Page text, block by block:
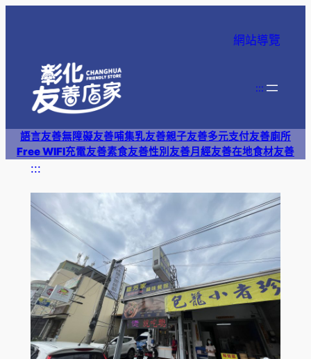
網站導覽
:::
語言友善無障礙友善哺集乳友善親子友善多元支付友善廁所
Free WIFI充電友善素食友善性別友善月經友善在地食材友善
:::